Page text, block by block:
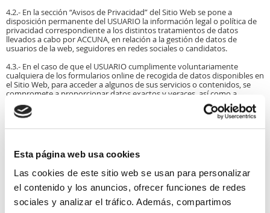
Esta página web usa cookies
Las cookies de este sitio web se usan para personalizar
el contenido y los anuncios, ofrecer funciones de redes
sociales y analizar el tráfico. Además, compartimos
4.2.- En la sección “Avisos de Privacidad” del Sitio Web se pone a
disposición permanente del USUARIO la información legal o política de
privacidad correspondiente a los distintos tratamientos de datos
llevados a cabo por ACCUNA, en relación a la gestión de datos de
usuarios de la web, seguidores en redes sociales o candidatos.
4.3.- En el caso de que el USUARIO cumplimente voluntariamente
cualquiera de los formularios online de recogida de datos disponibles en
el Sitio Web, para acceder a algunos de sus servicios o contenidos, se
compromete a proporcionar datos exactos y veraces, así como a
comunicar a ACCUNA cualquier modificación de estos. Salvo en caso de
indicarse expresamente lo contrario, los datos solicitados en nuestros
formularios son necesarios para poder dar curso a su solicitud.
datos personales del USUARIO se incluirá un enlace al correspondiente
aviso de privacidad que será de aplicación al tratamiento de los datos
correspondiente aviso de privacidad será necesaria para que se tenga
por cumplimentado el formulario y poder completar el proceso de
envío. El contenido de dicha política de privacidad podrá ser objeto de
modificación para adaptarlo a cambios legislativos que puedan